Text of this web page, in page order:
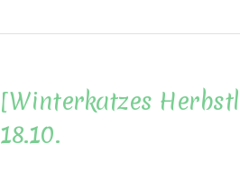
[Winterkatzes
18.10.